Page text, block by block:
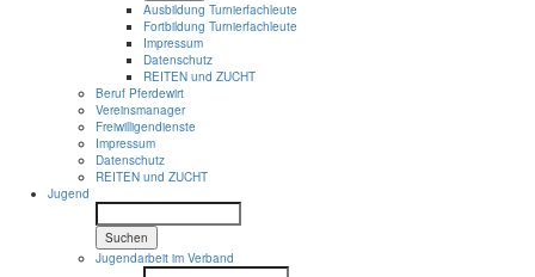
Ausbildung Turnierfachleute
Fortbildung Turnierfachleute
Impressum
Datenschutz
REITEN und ZUCHT
Beruf Pferdewirt
Vereinsmanager
Freiwilligendienste
Impressum
Datenschutz
REITEN und ZUCHT
Jugend
Suchen
Jugendarbeit im Verband